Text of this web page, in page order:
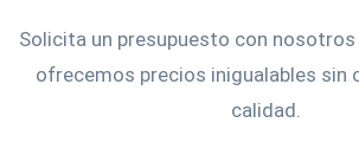
Solicita un presupuesto con nosotros
ofrecemos precios inigualables sin
calidad.